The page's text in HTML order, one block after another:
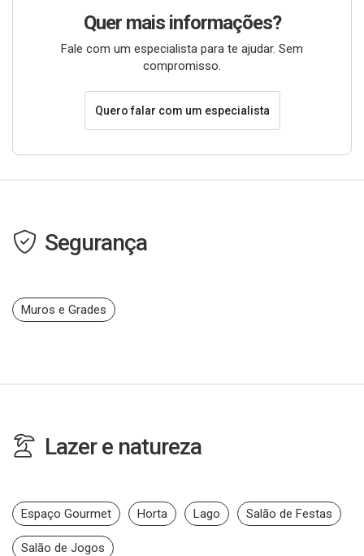
Quer mais informações?
Fale com um especialista para te ajudar. Sem
compromisso.
Quero falar com um especialista
Segurança
Muros e Grades
Lazer e natureza
Espaço Gourmet Horta Lago Salão de Festas
Salão de Jogos